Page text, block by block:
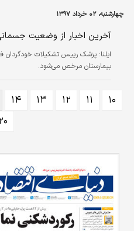
چهارشنبه، ۰۲ خرداد ۱۳۹۷
آخرین اخبار از وضعیت
ایلنا: پزشک رییس تشکیلات خودگردان
بیمارستان مرخص می‌شود.
۱۰ ۱۱ ۱۲ ۱۳ ۱۴